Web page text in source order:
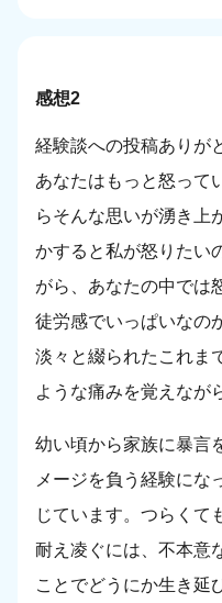
感想2
経験談への投稿ありが
あなたはもっと怒って
らそんな思いが湧き上
かすると私が怒りたい
がら、あなたの中では
徒労感でいっぱいなの
淡々と綴られたこれま
ような痛みを覚えなが
幼い頃から家族に暴言
メージを負う経験にな
じています。つらくて
耐え凌ぐには、不本意
ことでどうにか生き延